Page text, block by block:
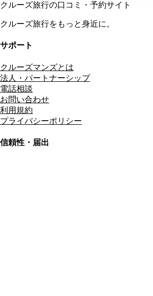
クルーズ旅行の口コミ・予約サイト
クルーズ旅行をもっと身近に。
サポート
クルーズマンズとは
法人・パートナーシップ
電話相談
お問い合わせ
利用規約
プライバシーポリシー
信頼性・届出